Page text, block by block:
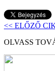
<< ELŐZŐ
OLVASS